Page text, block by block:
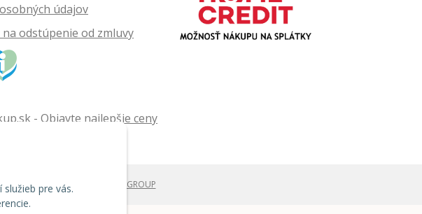
pre vás.
údajov
odstúpenie od zmluvy
,webhosting spoločnosti WEBYGROUP